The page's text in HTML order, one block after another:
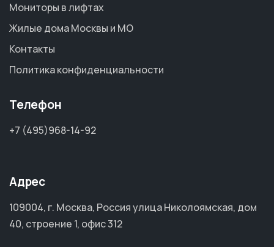
Мониторы в лифтах
Жилые дома Москвы и МО
Контакты
Политика конфиденциальности
Телефон
+7 (495)968-14-92
Адрес
109004, г. Москва, Россия улица Николоямская, дом
40, строение 1, офис 312